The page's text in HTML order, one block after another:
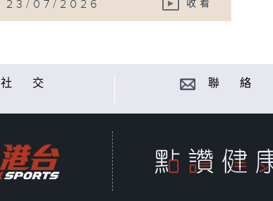
23/07/2026 收看
社 交 聯 絡